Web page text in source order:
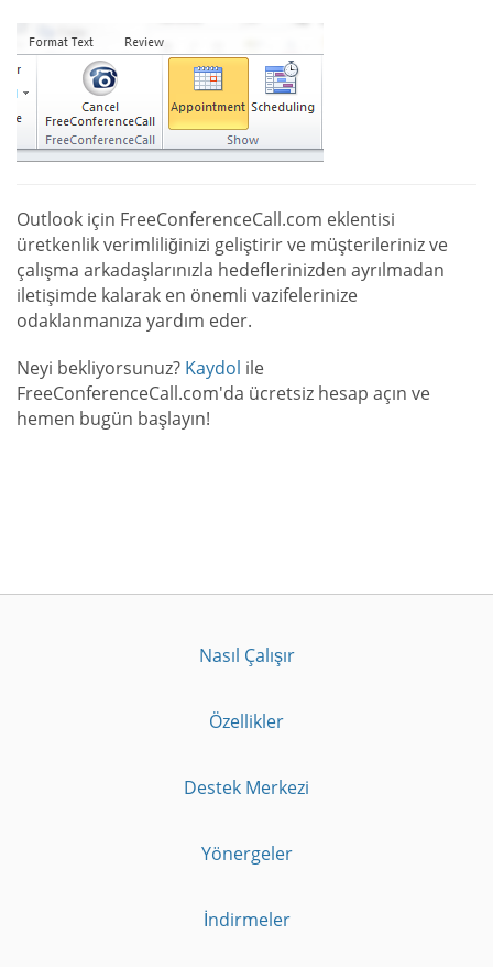
Outlook için FreeConferenceCall.com eklentisi
üretkenlik verimliliğinizi geliştirir ve müşterileriniz ve
çalışma arkadaşlarınızla hedeflerinizden ayrılmadan
iletişimde kalarak en önemli vazifelerinize
odaklanmanıza yardım eder.
Neyi bekliyorsunuz? Kaydol ile
FreeConferenceCall.com'da ücretsiz hesap açın ve
hemen bugün başlayın!
Nasıl Çalışır
Özellikler
Destek Merkezi
Yönergeler
İndirmeler